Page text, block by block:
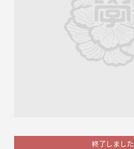
終了しました